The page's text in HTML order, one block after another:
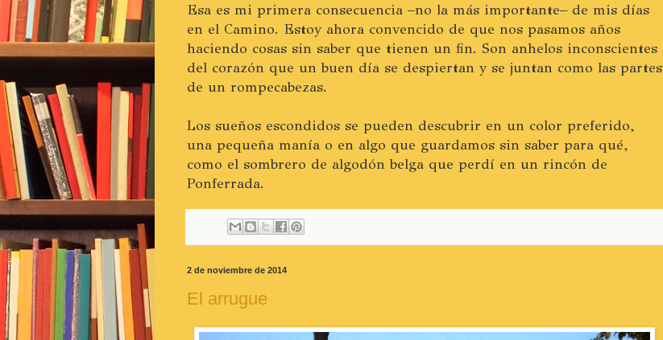
Esa es mi primera consecuencia –no la más importante– de mis días
en el Camino. Estoy ahora convencido de que nos pasamos años
haciendo cosas sin saber que tienen un fin. Son anhelos inconscientes
del corazón que un buen día se despiertan y se juntan como las partes
de un rompecabezas.
Los sueños escondidos se pueden descubrir en un color preferido,
una pequeña manía o en algo que guardamos sin saber para qué,
como el sombrero de algodón belga que perdí en un rincón de
Ponferrada.
2 de noviembre de 2014
El arrugue